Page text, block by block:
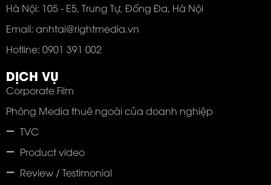
Hà Nội: 105 - E5, Trung Tự, Đống Đa, Hà Nội
Email: anhtai@rightmedia.vn
Hotline: 0901 391 002
DỊCH VỤ
Corporate Film
Phòng Media thuê ngoài của doanh nghiệp
TVC
Product video
Review / Testimonial